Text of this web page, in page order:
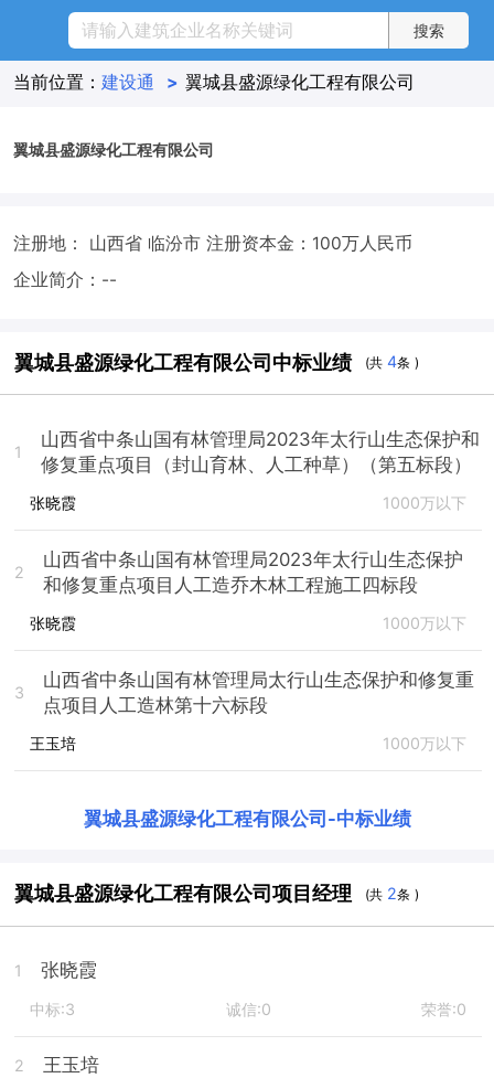
当前位置： 建设通 > 翼城县盛源绿化工程有限公司
翼城县盛源绿化工程有限公司
注册地： 山西省 临汾市 注册资本金：100万人民币
企业简介：--
翼城县盛源绿化工程有限公司中标业绩 (共4条 )
1
山西省中条山国有林管理局2023年太行山生态保护和
修复重点项目（封山育林、人工种草）（第五标段）
张晓霞 1000万以下
2
山西省中条山国有林管理局2023年太行山生态保护
和修复重点项目人工造乔木林工程施工四标段
张晓霞 1000万以下
3
山西省中条山国有林管理局太行山生态保护和修复重
点项目人工造林第十六标段
王玉培 1000万以下
翼城县盛源绿化工程有限公司 -中标业绩
翼城县盛源绿化工程有限公司项目经理 (共 2条 )
1 张晓霞
中标:3 诚信:0 荣誉:0
2 王玉培